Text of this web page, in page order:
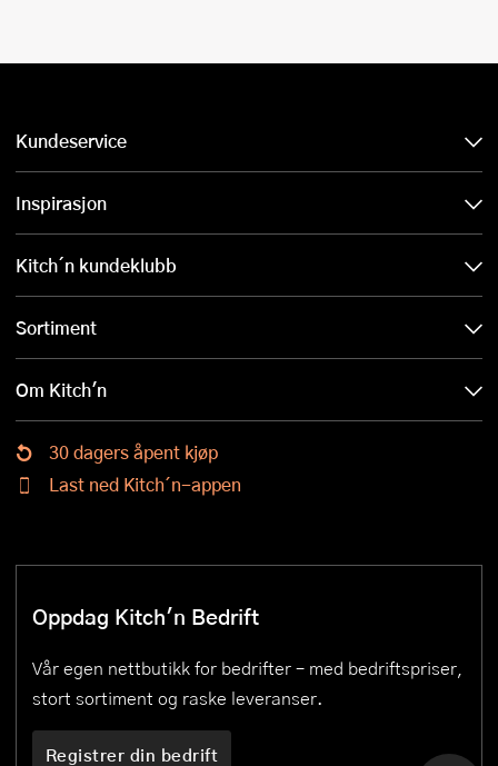
Kundeservice
Inspirasjon
Kitch´n kundeklubb
Sortiment
Om Kitch'n
30 dagers åpent kjøp
Last ned Kitch´n-appen
Oppdag Kitch'n Bedrift
Vår egen nettbutikk for bedrifter – med bedriftspriser,
stort sortiment og raske leveranser.
Registrer din bedrift